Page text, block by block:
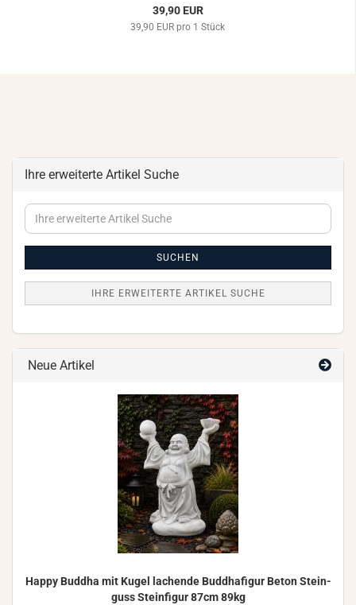
39,90 EUR
39,90 EUR pro 1 Stück
Ihre erweiterte Artikel Suche
Ihre
erweiterte
SUCHEN
IHRE ERWEITERTE ARTIKEL SUCHE
Neue Artikel
Happy Bud­dha mit Kugel la­chen­de Bud­dha­fi­gur Beton Stein­
guss Stein­fi­gur 87cm 89kg